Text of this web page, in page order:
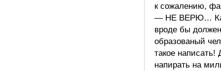
к сожалению,
— НЕ ВЕРЮ…
вроде бы
образованый
такое написать!
напирать на